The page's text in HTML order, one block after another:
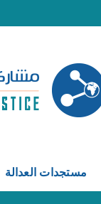
مستجدات العدالة